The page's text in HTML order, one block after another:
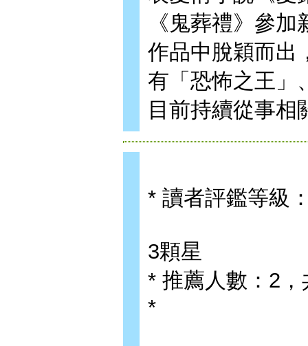
《鬼葬禮》參
作品中脫穎而出
有「恐怖之王」
目前持續從事相
* 讀者評鑑等級
3顆星
* 推薦人數：2
*